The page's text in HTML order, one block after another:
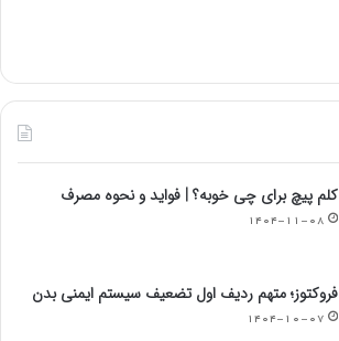
کلم پیچ برای چی خوبه؟ | فواید و نحوه مصرف
۱۴۰۴-۱۱-۰۸
فروکتوز؛ متهم ردیف اول تضعیف سیستم ایمنی بدن
۱۴۰۴-۱۰-۰۷